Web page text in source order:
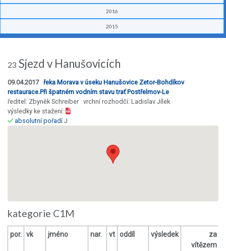
2016
2015
23 Sjezd v Hanušovicích
09.04.2017 řeka Morava v úseku Hanušovice Zetor-Bohdíkov
restaurace.Při špatném vodním stavu trať Postřelmov-Le
ředitel: Zbyněk Schreiber vrchní rozhodčí: Ladislav Jílek
výsledky ke stažení:
absolutní pořadíJ
kategorie C1M
por. vk jméno nar. vt oddíl výsledek
za
vítězem